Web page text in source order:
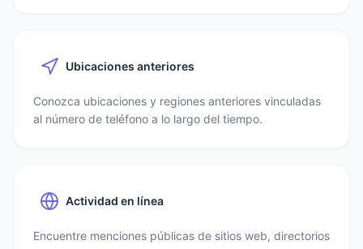
Ubicaciones anteriores
Conozca ubicaciones y regiones anteriores vinculadas
al número de teléfono a lo largo del tiempo.
Actividad en línea
Encuentre menciones públicas de sitios web, directorios